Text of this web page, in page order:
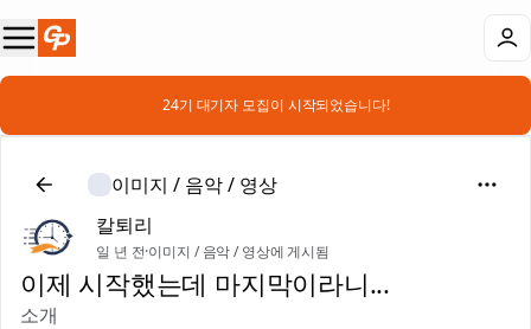
📣 24기 대기자 모집이 시작되었습니다!
이미지 / 음악 / 영상
칼퇴리
일 년 전·이미지 / 음악 / 영상에 게시됨
이제 시작했는데 마지막이라니...
소개